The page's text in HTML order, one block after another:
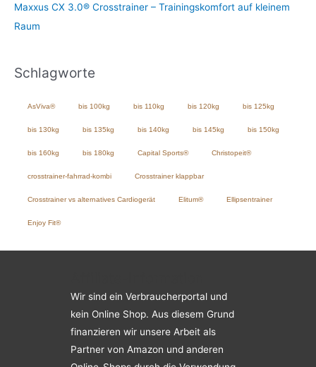
Maxxus CX 3.0® Crosstrainer – Trainingskomfort auf kleinem
Raum
Schlagworte
AsViva® bis 100kg bis 110kg bis 120kg bis 125kg
bis 130kg bis 135kg bis 140kg bis 145kg bis 150kg
bis 160kg bis 180kg Capital Sports® Christopeit®
crosstrainer-fahrrad-kombi Crosstrainer klappbar
Crosstrainer vs alternatives Cardiogerät Elitum® Ellipsentrainer
Enjoy Fit®
Wir sind ein Verbraucherportal und
kein Online Shop. Aus diesem Grund
finanzieren wir unsere Arbeit als
Partner von Amazon und anderen